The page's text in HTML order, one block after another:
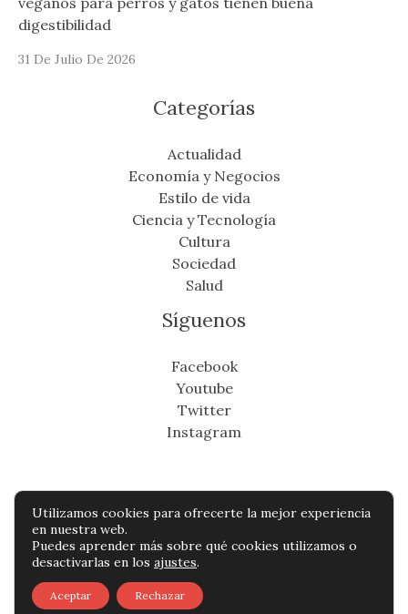
digestibilidad
31 De Julio De 2026
Categorías
Actualidad
Economía y Negocios
Estilo de vida
Ciencia y Tecnología
Cultura
Sociedad
Salud
Síguenos
Facebook
Youtube
Twitter
Instagram
Copyright © Todos os direitos reservados -
miradordeantioquia.com
Política de privacidad
Contacto
Utilizamos cookies para ofrecerte la mejor experiencia
en nuestra web.
Puedes aprender más sobre qué cookies utilizamos o
desactivarlas en los ajustes.
Aceptar Rechazar